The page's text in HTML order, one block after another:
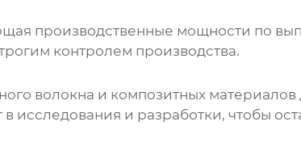
производственные мощности по
контролем производства.
волокна и композитных
и разработки, чтобы